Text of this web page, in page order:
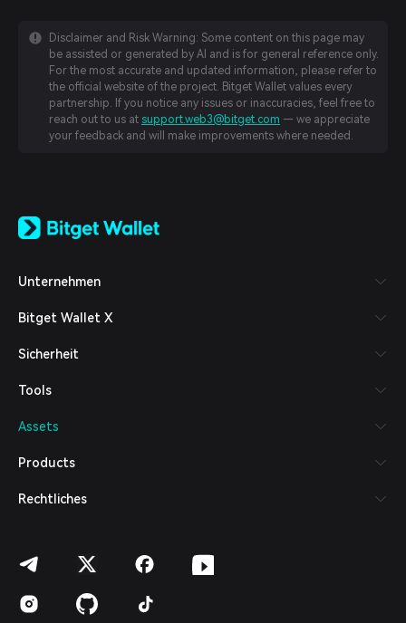
Disclaimer and Risk Warning: Some content on this page may
be assisted or generated by AI and is for general reference only.
For the most accurate and updated information, please refer to
the official website of the project. Bitget Wallet values every
partnership. If you notice any issues or inaccuracies, feel free to
reach out to us at support.web3@bitget.com — we appreciate
your feedback and will make improvements where needed.
日本語
Español (Latinoamérica)
Italiano
Deutsch
繁體中文
Bahasa Indonesia
हिन्दी
Español (Argentina)
Unternehmen
Bitget Wallet X
Sicherheit
Tools
Assets
Products
Rechtliches